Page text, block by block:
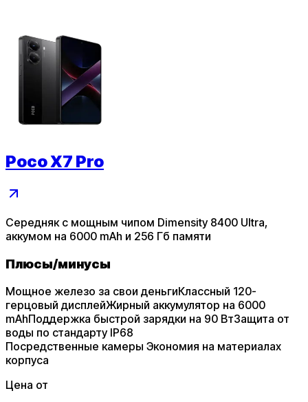
Poco X7 Pro
Середняк с мощным чипом Dimensity 8400 Ultra,
аккумом на 6000 mAh и 256 Гб памяти
Плюсы/минусы
Мощное железо за свои деньгиКлассный 120-
герцовый дисплейЖирный аккумулятор на 6000
mAhПоддержка быстрой зарядки на 90 ВтЗащита от
воды по стандарту IP68
Посредственные камеры Экономия на материалах
корпуса
Цена от